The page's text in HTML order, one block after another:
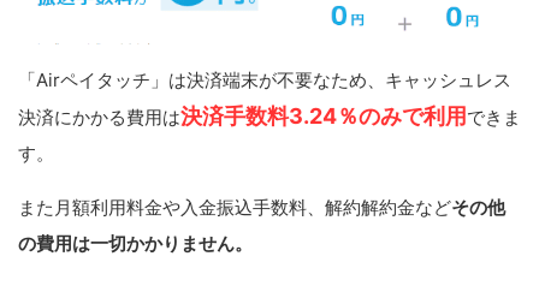
「Airペイタッチ」は決済端末が不要なため、キャッシュレス
決済にかかる費用は決済手数料3.24％のみで利用できま
す。
また月額利用料金や入金振込手数料、解約解約金などその他
の費用は一切かかりません。